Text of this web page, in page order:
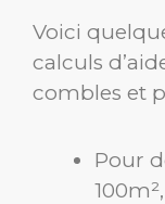
Voici
calculs
combles et
Pour